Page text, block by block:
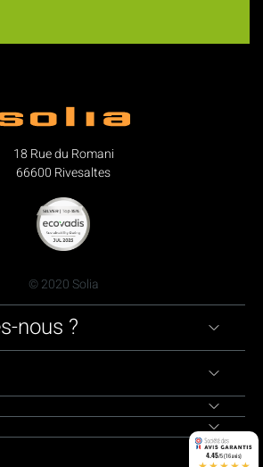
18 Rue du Romani
66600 Rivesaltes
© 2020 Solia
nous ?
4.45/5 (16 avis)